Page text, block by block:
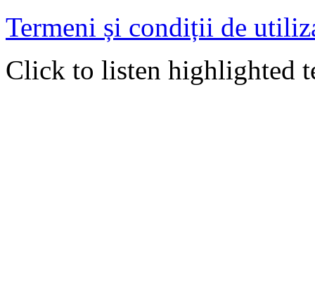
Termeni și condiții de
Click to listen highlighted